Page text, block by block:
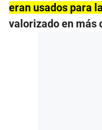
eran usados para
valorizado en más